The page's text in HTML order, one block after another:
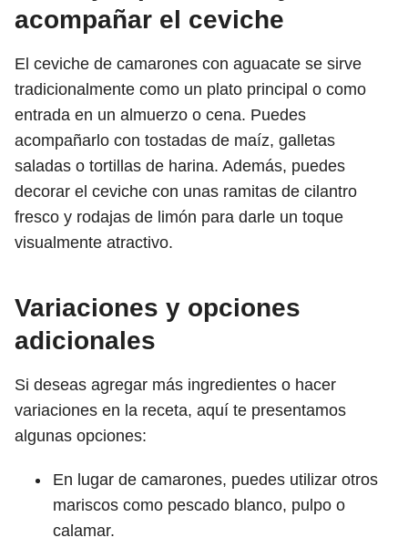
acompañar el ceviche
El ceviche de camarones con aguacate se sirve
tradicionalmente como un plato principal o como
entrada en un almuerzo o cena. Puedes
acompañarlo con tostadas de maíz, galletas
saladas o tortillas de harina. Además, puedes
decorar el ceviche con unas ramitas de cilantro
fresco y rodajas de limón para darle un toque
visualmente atractivo.
Variaciones y opciones
adicionales
Si deseas agregar más ingredientes o hacer
variaciones en la receta, aquí te presentamos
algunas opciones:
En lugar de camarones, puedes utilizar otros
mariscos como pescado blanco, pulpo o
calamar.